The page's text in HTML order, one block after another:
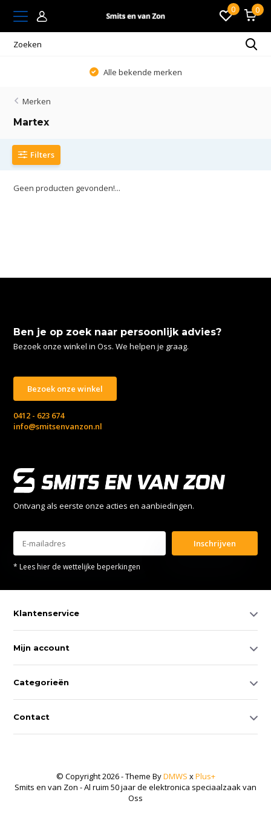
0 0
Alle bekende merken
Merken
Martex
Filters
Geen producten gevonden!...
Ben je op zoek naar persoonlijk advies?
Bezoek onze winkel in Oss. We helpen je graag.
Bezoek onze winkel
0412 - 623 674
info@smitsenvanzon.nl
Ontvang als eerste onze acties en aanbiedingen.
Inschrijven
* Lees hier de wettelijke beperkingen
Klantenservice
Mijn account
Categorieën
Contact
© Copyright 2026 - Theme ByDMWS xPlus+
Smits en van Zon - Al ruim 50 jaar de elektronica speciaalzaak van
Oss